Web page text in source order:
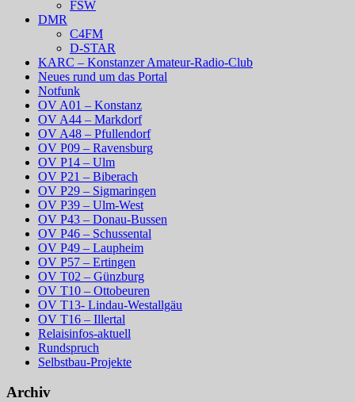
FSW
DMR
C4FM
D-STAR
KARC – Konstanzer Amateur-Radio-Club
Neues rund um das Portal
Notfunk
OV A01 – Konstanz
OV A44 – Markdorf
OV A48 – Pfullendorf
OV P09 – Ravensburg
OV P14 – Ulm
OV P21 – Biberach
OV P29 – Sigmaringen
OV P39 – Ulm-West
OV P43 – Donau-Bussen
OV P46 – Schussental
OV P49 – Laupheim
OV P57 – Ertingen
OV T02 – Günzburg
OV T10 – Ottobeuren
OV T13- Lindau-Westallgäu
OV T16 – Illertal
Relaisinfos-aktuell
Rundspruch
Selbstbau-Projekte
Archiv